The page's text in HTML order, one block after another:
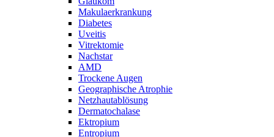
Makulaerkrankung
Diabetes
Uveitis
Vitrektomie
Nachstar
AMD
Trockene Augen
Geographische Atrophie
Netzhautablösung
Dermatochalase
Ektropium
Entropium